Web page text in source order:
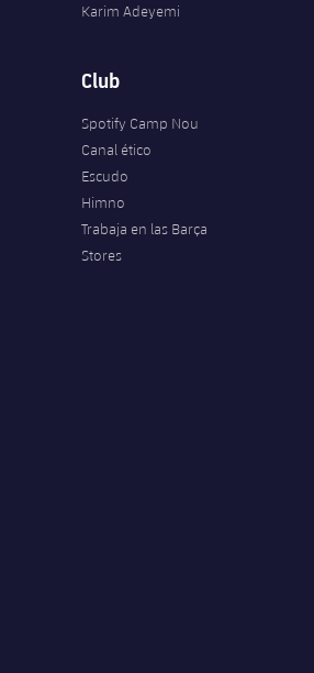
Karim Adeyemi
Club
Spotify Camp Nou
Canal ético
Escudo
Himno
Trabaja en las Barça
Stores